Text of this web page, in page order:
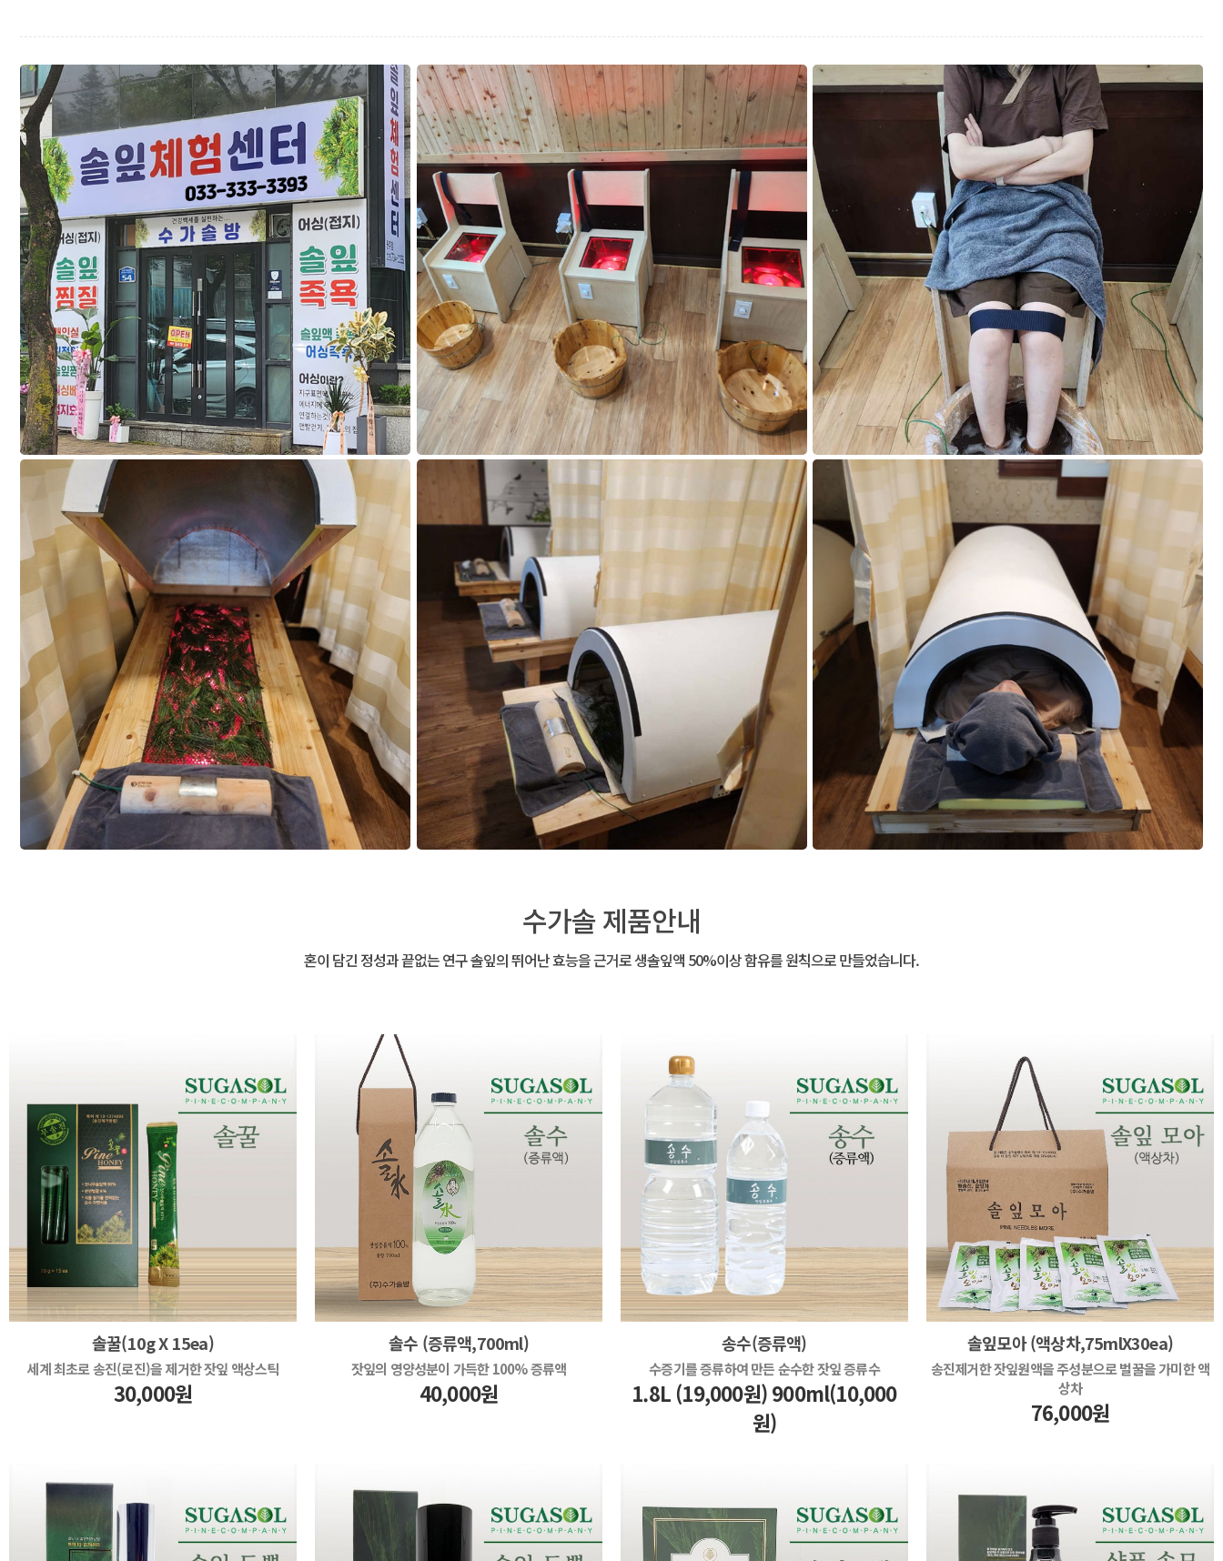
수가솔 제품안내
혼이 담긴 정성과 끝없는 연구 솔잎의 뛰어난 효능을 근거로 생솔잎액 50%이상 함유를 원칙으로 만들었습니다.
솔꿀(10g X 15ea)
세계 최초로 송진(로진)을 제거한 잣잎 액상스틱
30,000원
솔수 (증류액,700ml)
잣잎의 영양성분이 가득한 100% 증류액
40,000원
송수(증류액)
수증기를 증류하여 만든 순수한 잣잎 증류수
1.8L (19,000원) 900ml(10,000
원)
솔잎모아 (액상차,75mlX30ea)
송진제거한 잣잎원액을 주성분으로 벌꿀을 가미한 액
상차
76,000원